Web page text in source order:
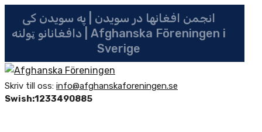
انجمن افغانها در سویدن | په سویدن کی
دافغانانو ټولنه | Afghanska Föreningen i
Sverige
Skriv till oss: info@afghanskaforeningen.se
Swish:1233490885